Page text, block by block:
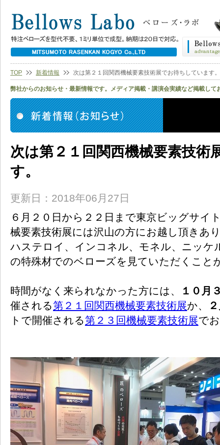
TOP 新着情報 次は第２１回関西機械要素技術展でお待ちしています。
弊社からのお知らせ・最新情報です。メディア掲載・講演会実績など掲載して
次は第２１回関西機械要素技術
す。
更新日：2018年06月27日
６月２０日から２２日まで東京ビッグサイ
械要素技術展には沢山の方にお越し頂きあ
ハステロイ、インコネル、モネル、ニッケ
の特殊材でのベローズを見ていただくこと
時間がなく来られなかった方には、
１０月
催される第２１回関西機械要素技術展か、
トで開催される第２３回機械要素技術展で